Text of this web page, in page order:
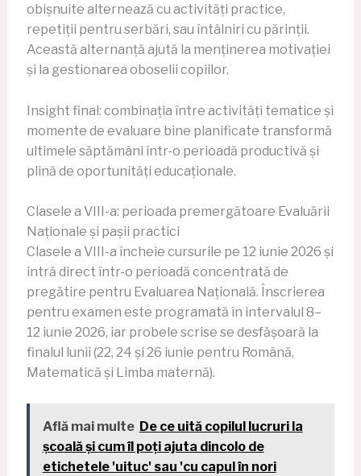
obișnuite alternează cu activități practice,
repetiții pentru serbări, sau întâlniri cu părinții.
Această alternanță ajută la menținerea motivației
și la gestionarea oboselii copiilor.
Insight final: combinația între activități tematice și
momente de evaluare bine planificate transformă
ultimele săptămâni într-o perioadă productivă și
plină de oportunități educaționale.
Clasele a VIII-a: perioada premergătoare Evaluării
Naționale și pașii practici
Clasele a VIII-a încheie cursurile pe 12 iunie 2026 și
intră direct într-o perioadă concentrată de
pregătire pentru Evaluarea Națională. Înscrierea
pentru examen este programată în intervalul 8–
12 iunie 2026, iar probele scrise se desfășoară la
finalul lunii (22, 24 și 26 iunie pentru Română,
Matematică și Limba maternă).
Află mai multe De ce uită copilul lucruri la
școală și cum îl poți ajuta dincolo de
etichetele 'uituc' sau 'cu capul în nori